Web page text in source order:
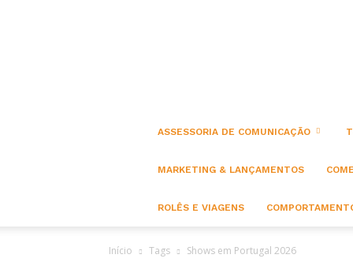
ASSESSORIA DE COMUNICAÇÃO
MARKETING & LANÇAMENTOS
ROLÊS E VIAGENS
Início Tags Shows em Portugal 2026